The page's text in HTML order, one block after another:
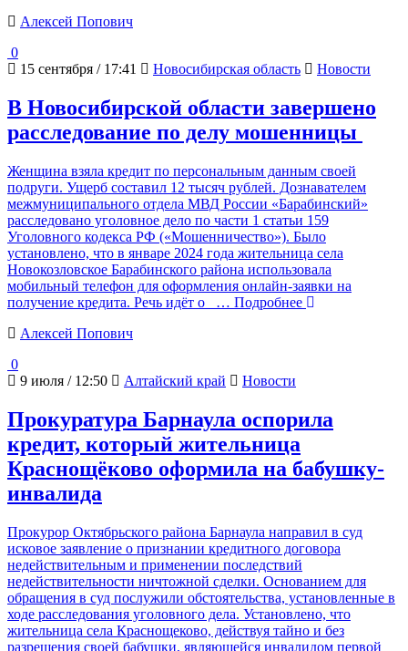
Алексей Попович
0
15 сентября / 17:41
Новосибирская область Новости
В Новосибирской области завершено
расследование по делу мошенницы
Женщина взяла кредит по персональным данным своей
подруги. Ущерб составил 12 тысяч рублей. Дознавателем
межмуниципального отдела МВД России «Барабинский»
расследовано уголовное дело по части 1 статьи 159
Уголовного кодекса РФ («Мошенничество»). Было
установлено, что в январе 2024 года жительница села
Новокозловское Барабинского района использовала
мобильный телефон для оформления онлайн-заявки на
получение кредита. Речь идёт о
… Подробнее
Алексей Попович
0
9 июля / 12:50
Алтайский край Новости
Прокуратура Барнаула оспорила
кредит, который жительница
Краснощёково оформила на бабушку-
инвалида
Прокурор Октябрьского района Барнаула направил в суд
исковое заявление о признании кредитного договора
недействительным и применении последствий
недействительности ничтожной сделки. Основанием для
обращения в суд послужили обстоятельства, установленные в
ходе расследования уголовного дела. Установлено, что
жительница села Краснощеково, действуя тайно и без
разрешения своей бабушки, являющейся инвалидом первой